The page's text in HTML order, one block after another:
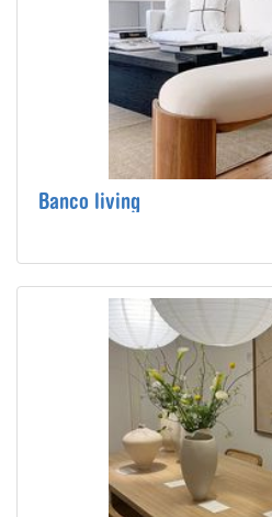
Banco living